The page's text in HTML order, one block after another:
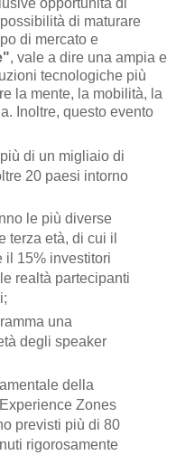
di maturare
di mercato e
, vale a dire una ampia e
tecnologiche più
la mente, la mobilità, la
Inoltre, questo evento
di un migliaio di
20 paesi intorno
le più diverse
terza età, di cui il
il 15% investitori
realtà partecipanti
una
degli speaker
della
Zones
previsti più di 80
rigorosamente